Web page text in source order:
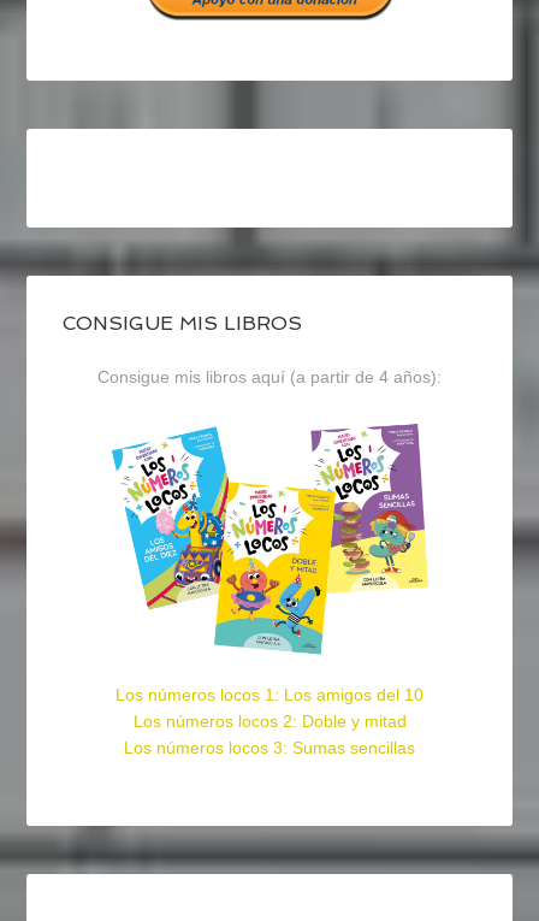
CONSIGUE MIS LIBROS
Consigue mis libros aquí (a partir de 4 años):
Los números locos 1: Los amigos del 10
Los números locos 2: Doble y mitad
Los números locos 3: Sumas sencillas